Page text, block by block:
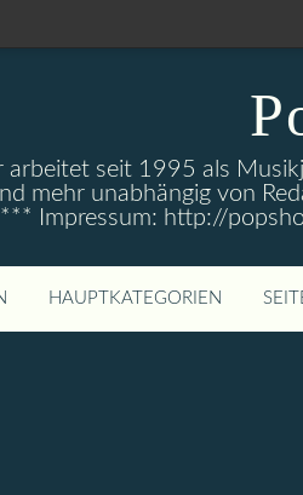
arbeitet seit 1995 als
mehr unabhängig von
Impressum: http://
HAUPTKATEGORIEN